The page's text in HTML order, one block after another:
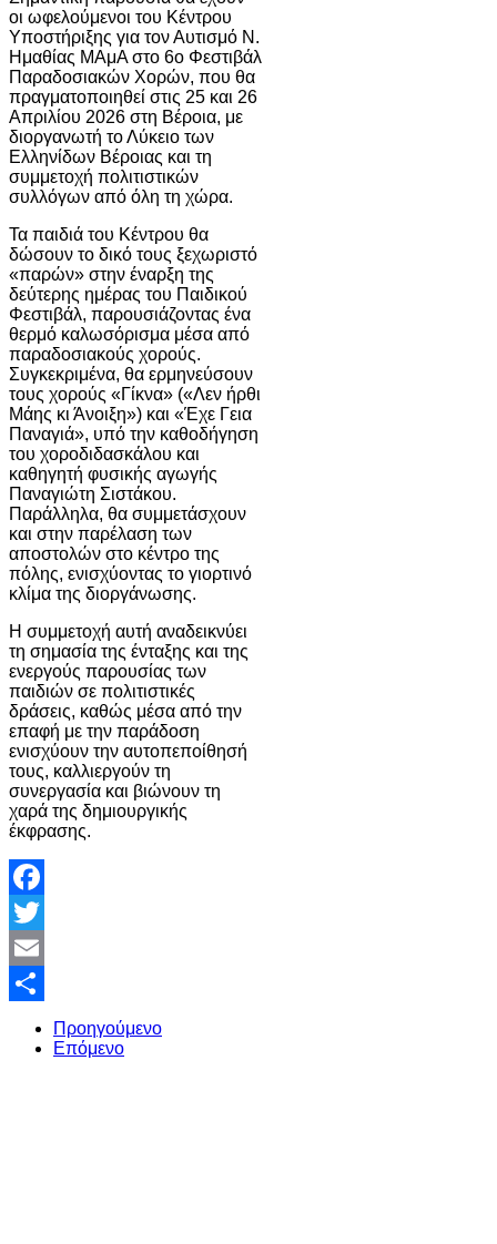
οι ωφελούμενοι του Κέντρου
Υποστήριξης για τον Αυτισμό Ν.
Ημαθίας ΜΑμΑ στο 6ο Φεστιβάλ
Παραδοσιακών Χορών, που θα
πραγματοποιηθεί στις 25 και 26
Απριλίου 2026 στη Βέροια, με
διοργανωτή τοΛύκειο των
Ελληνίδων Βέροιας και τη
συμμετοχή πολιτιστικών
συλλόγων από όλη τη χώρα.
Τα παιδιά του Κέντρου θα
δώσουν το δικό τους ξεχωριστό
«παρών» στην έναρξη της
δεύτερης ημέρας του Παιδικού
Φεστιβάλ, παρουσιάζοντας ένα
θερμό καλωσόρισμα μέσα από
παραδοσιακούς χορούς.
Συγκεκριμένα, θα ερμηνεύσουν
τους χορούς «Γίκνα» («Λεν ήρθι
Μάης κι Άνοιξη») και «Έχε Γεια
Παναγιά», υπό την καθοδήγηση
του χοροδιδασκάλου και
καθηγητή φυσικής αγωγής
Παναγιώτη Σιστάκου.
Παράλληλα, θα συμμετάσχουν
και στην παρέλαση των
αποστολών στο κέντρο της
πόλης, ενισχύοντας το γιορτινό
κλίμα της διοργάνωσης.
Η συμμετοχή αυτή αναδεικνύει
τη σημασία της ένταξης και της
ενεργούς παρουσίας των
παιδιών σε πολιτιστικές
δράσεις, καθώς μέσα από την
επαφή με την παράδοση
ενισχύουν την αυτοπεποίθησή
τους, καλλιεργούν τη
συνεργασία και βιώνουν τη
χαρά της δημιουργικής
έκφρασης.
Facebook
Twitter
Email
Share
Προηγούμενο
Επόμενο